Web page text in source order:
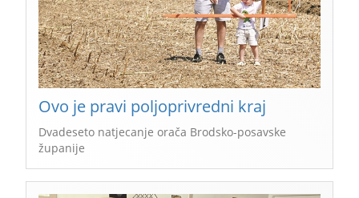
Ovo je pravi poljoprivredni kraj
Dvadeseto natjecanje orača Brodsko-posavske
županije